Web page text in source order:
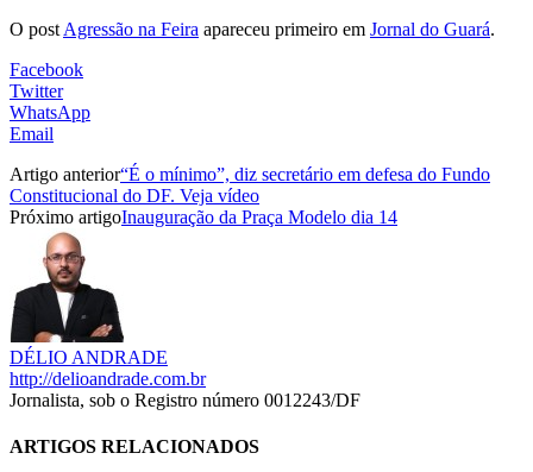
O post Agressão na Feira apareceu primeiro em Jornal do Guará.
Facebook
Twitter
WhatsApp
Email
Artigo anterior“É o mínimo”, diz secretário em defesa do Fundo
Constitucional do DF. Veja vídeo
Próximo artigoInauguração da Praça Modelo dia 14
DÉLIO ANDRADE
http://delioandrade.com.br
Jornalista, sob o Registro número 0012243/DF
ARTIGOS RELACIONADOS